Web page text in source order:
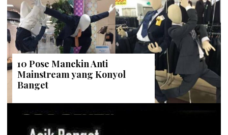
10 Pose Manekin Anti
Mainstream yang Konyol
Banget